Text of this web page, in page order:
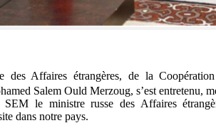
des Affaires étrangères, de la
Salem Ould Merzoug, s’est entretenu,
SEM le ministre russe des Affaires
dans notre pays.